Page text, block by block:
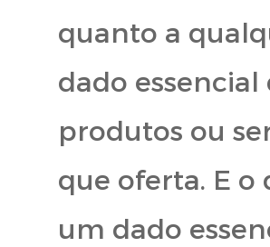
quanto a
dado essencial
produtos ou
que oferta. E o
um dado